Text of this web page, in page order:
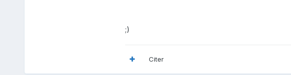
;)
Citer